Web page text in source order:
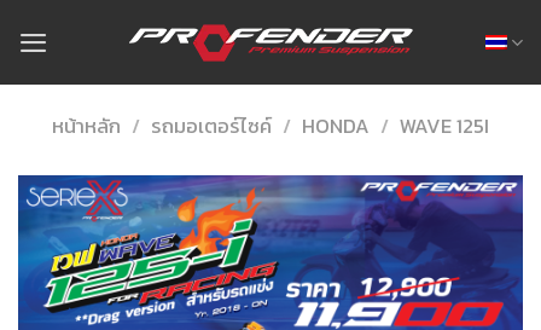
content
หน้าหลัก / รถมอเตอร์ไซค์ / HONDA / WAVE 125I